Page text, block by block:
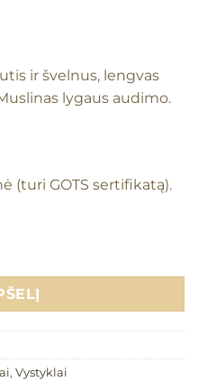
ir švelnus, lengvas
lygaus audimo.
(turi GOTS sertifikatą).
muslino "Rusvi
, Vystyklai